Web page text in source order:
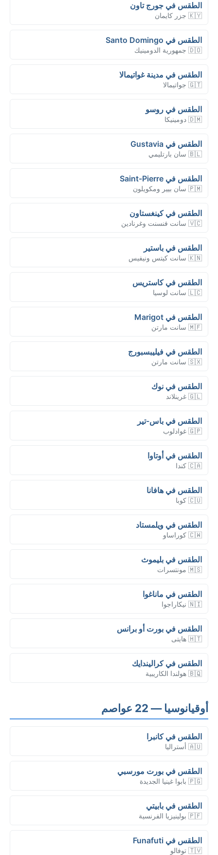
الطقس في جورج تاون
🇰🇾 جزر كايمان
الطقس في Santo Domingo
🇩🇴 جمهورية الدومينيك
الطقس في مدينة غواتيمالا
🇬🇹 جواتيمالا
الطقس في روسو
🇩🇲 دومينيكا
الطقس في Gustavia
🇧🇱 سان بارتليمي
الطقس في Saint-Pierre
🇵🇲 سان بيير ومكويلون
الطقس في كينغستاون
🇻🇨 سانت فنسنت وغرنادين
الطقس في باستير
🇰🇳 سانت كيتس ونيفيس
الطقس في كاستريس
🇱🇨 سانت لوسيا
الطقس في Marigot
🇲🇫 سانت مارتن
الطقس في فيليبسبورج
🇸🇽 سانت مارتن
الطقس في نوك
🇬🇱 غرينلاند
الطقس في باس-تير
🇬🇵 غوادلوب
الطقس في أوتاوا
🇨🇦 كندا
الطقس في هافانا
🇨🇺 كوبا
الطقس في ويلمستاد
🇨🇼 كوراساو
الطقس في بليموث
🇲🇸 مونتسرات
الطقس في ماناغوا
🇳🇮 نيكاراجوا
الطقس في بورت أو برانس
🇭🇹 هايتى
الطقس في كراليندايك
🇧🇶 هولندا الكاريبية
أوقيانوسيا — 22 عواصم
الطقس في كانبرا
🇦🇺 أستراليا
الطقس في بورت مورسبي
🇵🇬 بابوا غينيا الجديدة
الطقس في بابيتي
🇵🇫 بولينيزيا الفرنسية
الطقس في Funafuti
🇹🇻 توفالو